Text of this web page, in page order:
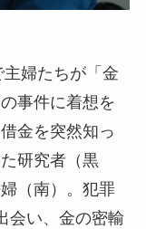
婦たちが「金
事件に着想を
金を突然知っ
研究者（黒
（南）。犯罪
会い、金の密輸